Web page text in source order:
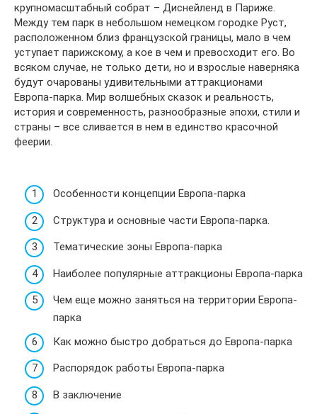
крупномасштабный собрат – Диснейленд в Париже.
Между тем парк в небольшом немецком городке Руст,
расположенном близ французской границы, мало в чем
уступает парижскому, а кое в чем и превосходит его. Во
всяком случае, не только дети, но и взрослые наверняка
будут очарованы удивительными аттракционами
Европа-парка. Мир волшебных сказок и реальность,
история и современность, разнообразные эпохи, стили и
страны – все сливается в нем в единство красочной
феерии.
Особенности концепции Европа-парка
Структура и основные части Европа-парка.
Тематические зоны Европа-парка
Наиболее популярные аттракционы Европа-парка
Чем еще можно заняться на территории Европа-
парка
Как можно быстро добраться до Европа-парка
Распорядок работы Европа-парка
В заключение